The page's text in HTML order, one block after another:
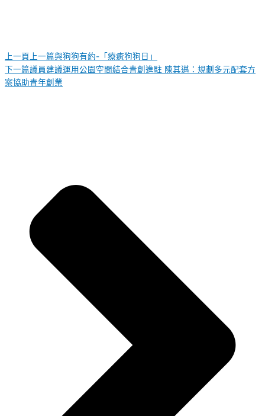
上一頁 上一篇與狗狗有約-「療癒狗狗日」
下一篇議員建議運用公園空間結合青創進駐 陳其邁：規劃多元配套方
案協助青年創業